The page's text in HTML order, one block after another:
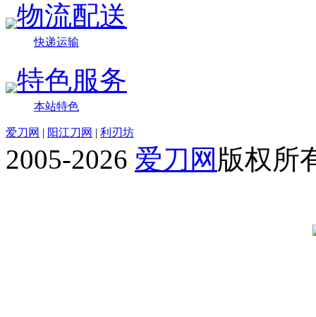
物流配送
快递运输
特色服务
本站特色
爱刀网 | 阳江刀网 | 利刃坊
2005-2026 爱刀网 版权所